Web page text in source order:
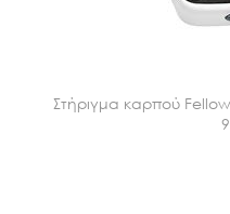
Στήριγμα καρπού